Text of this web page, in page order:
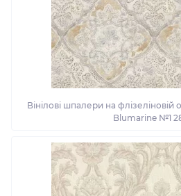
Вінілові шпалери на флізеліновій
Blumarine №1